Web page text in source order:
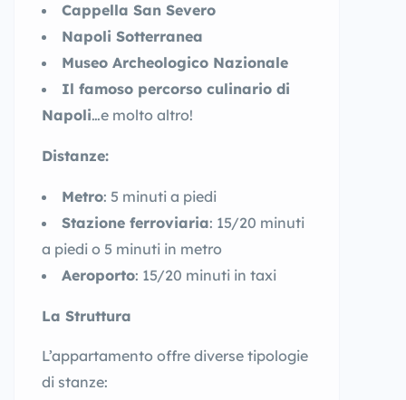
Cappella San Severo
Napoli Sotterranea
Museo Archeologico Nazionale
Il famoso percorso culinario di
Napoli…e molto altro!
Distanze:
Metro: 5 minuti a piedi
Stazione ferroviaria: 15/20 minuti
a piedi o 5 minuti in metro
Aeroporto: 15/20 minuti in taxi
La Struttura
L’appartamento offre diverse tipologie
di stanze: